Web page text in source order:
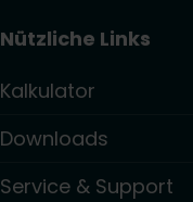
Nützliche Links
Kalkulator
Downloads
Service & Support